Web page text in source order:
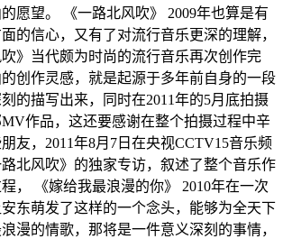
愿望。 《一路北风吹》 2009年也算是有
的信心，又有了对流行音乐更深的理解，
》当代颇为时尚的流行音乐再次创作完
创作灵感，就是起源于多年前自身的一段
的描写出来，同时在2011年的5月底拍摄
作品，这还要感谢在整个拍摄过程中辛
友，2011年8月7日在央视CCTV15音乐频
北风吹》的独家专访，叙述了整个音乐作
， 《嫁给我最浪漫的你》 2010年在一次
东萌发了这样的一个念头，能够为全天下
漫的情歌，那将是一件意义深刻的事情，